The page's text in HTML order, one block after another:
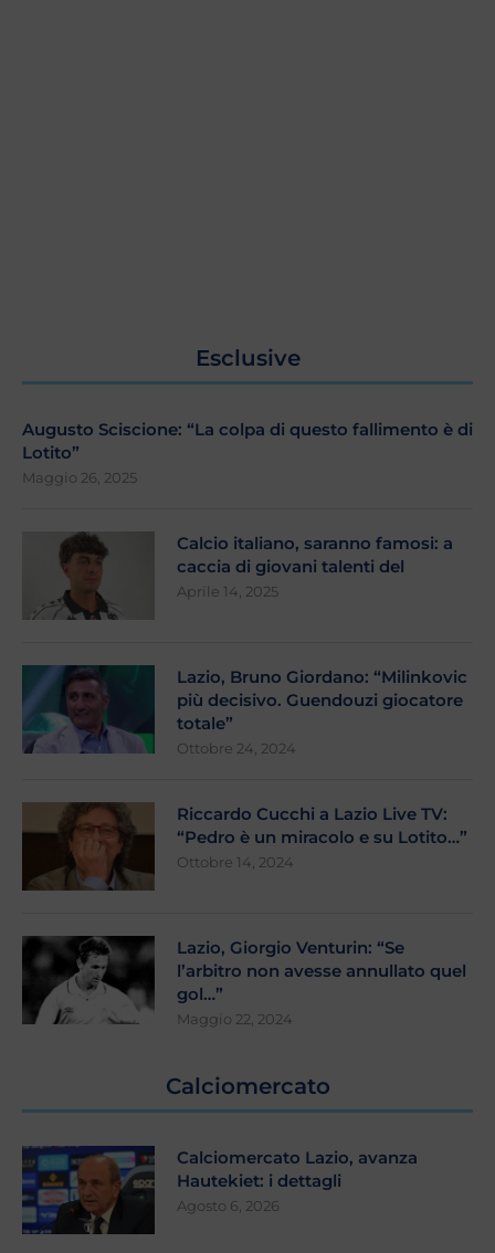
Esclusive
Augusto Sciscione: “La colpa di questo fallimento è di
Lotito”
Maggio 26, 2025
Calcio italiano, saranno famosi: a
caccia di giovani talenti del
Aprile 14, 2025
Lazio, Bruno Giordano: “Milinkovic
più decisivo. Guendouzi giocatore
totale”
Ottobre 24, 2024
Riccardo Cucchi a Lazio Live TV:
“Pedro è un miracolo e su Lotito…”
Ottobre 14, 2024
Lazio, Giorgio Venturin: “Se
l’arbitro non avesse annullato quel
gol…”
Maggio 22, 2024
Calciomercato
Calciomercato Lazio, avanza
Hautekiet: i dettagli
Agosto 6, 2026